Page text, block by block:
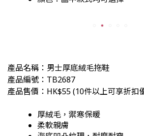
產品名稱：男士厚底絨毛拖鞋
產品編號：TB2687
產品售價：HK$55(10件以上可享折扣
厚絨毛，禦寒保暖
柔軟親膚